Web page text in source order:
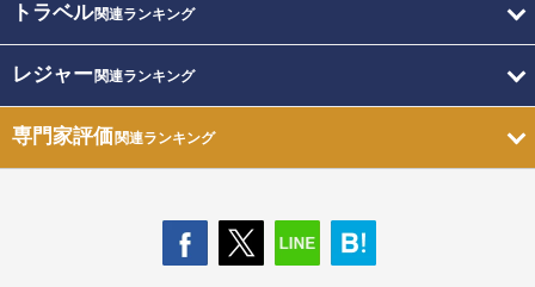
トラベル関連ランキング
レジャー関連ランキング
専門家評価関連ランキング